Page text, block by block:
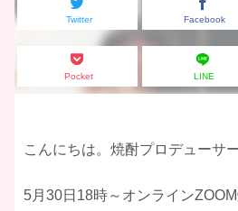
Twitter Facebook
Pocket LINE
こんにちは。焼酎プロデューサ
5月30日18時～オンライン